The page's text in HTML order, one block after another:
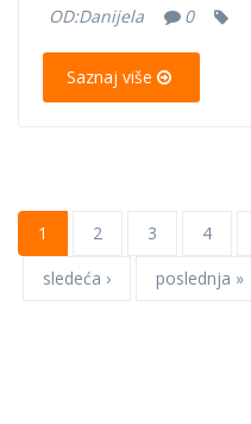
OD:Danijela 0
Saznaj više
1 2 3 4
sledeća ›
poslednja »